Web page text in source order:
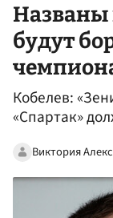
Названы
будут
Кобелев:
«Спартак»
Виктория